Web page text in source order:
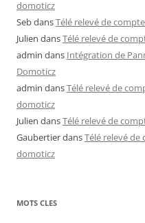
domoticz
SebdansTélé relevé de
Julien dansTélé relevé de
admin dans Intégration de
Domoticz
admin dansTélé relevé de
domoticz
Julien dansTélé relevé de
GaubertierdansTélé relevé de
domoticz
MOTS CLES